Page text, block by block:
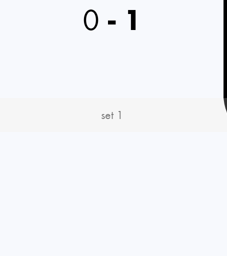
0 - 1
set 1